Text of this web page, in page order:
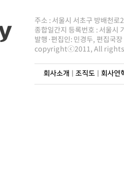
주소 : 서울시 서초구 방배천
종합일간지 등록번호 : 서울
발행·편집인: 민경두, 편집국
copyrightⓒ2011, All rights
회사소개 조직도| 회사연